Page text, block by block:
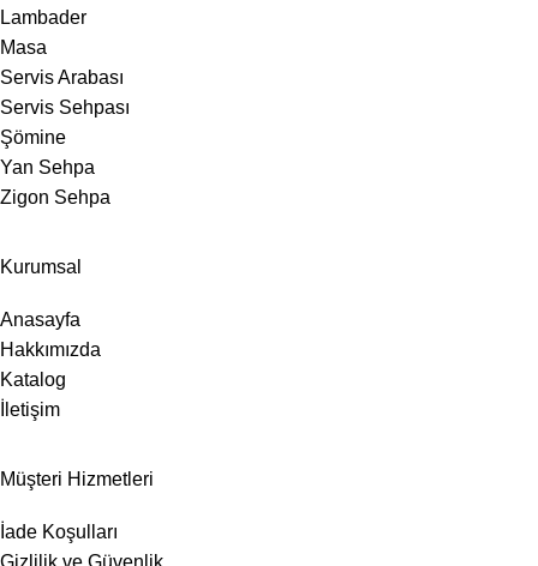
Lambader
Masa
Servis Arabası
Servis Sehpası
Şömine
Yan Sehpa
Zigon Sehpa
Kurumsal
Anasayfa
Hakkımızda
Katalog
İletişim
Müşteri Hizmetleri
İade Koşulları